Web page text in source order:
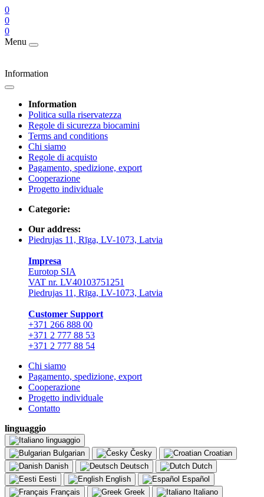
0
0
0
Menu
Information
Information
Politica sulla riservatezza
Regole di sicurezza biocamini
Terms and conditions
Chi siamo
Regole di acquisto
Pagamento, spedizione, export
Cooperazione
Progetto individuale
Categorie:
Our address:
Piedrujas 11, Rīga, LV-1073, Latvia
Impresa
Eurotop SIA
VAT nr. LV40103751251
Piedrujas 11, Rīga, LV-1073, Latvia
Сustomer Support
+371 266 888 00
+371 2 777 88 53
+371 2 777 88 54
Chi siamo
Pagamento, spedizione, export
Cooperazione
Progetto individuale
Contatto
linguaggio
linguaggio
Bulgarian
Česky
Croatian
Danish
Deutsch
Dutch
Eesti
English
Español
Français
Greek
Italiano